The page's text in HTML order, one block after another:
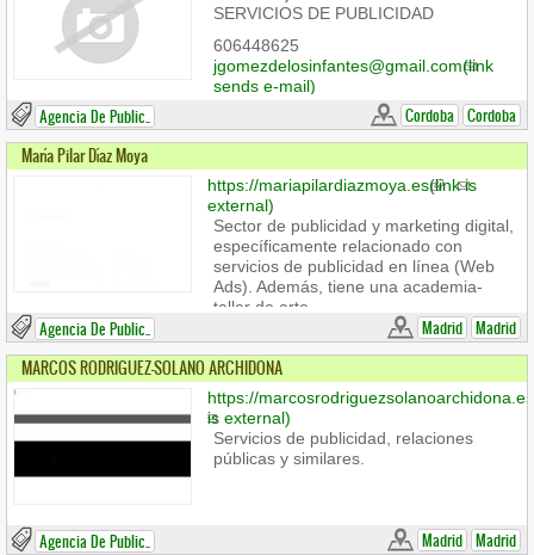
SERVICIOS DE PUBLICIDAD
606448625
jgomezdelosinfantes@gmail.com(link
sends e-mail)
Cordoba Cordoba
Agencia De Public..
María Pilar Díaz Moya
https://mariapilardiazmoya.es(link is
external)
Sector de publicidad y marketing digital,
específicamente relacionado con
servicios de publicidad en línea (Web
Ads). Además, tiene una academia-
taller de arte.
Madrid Madrid
Agencia De Public..
MARCOS RODRIGUEZ-SOLANO ARCHIDONA
https://marcosrodriguezsolanoarchidona.es
is external)
Servicios de publicidad, relaciones
públicas y similares.
Madrid Madrid
Agencia De Public..